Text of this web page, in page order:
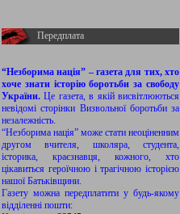
Передплата
“Незборима нація” – газета для тих, хто
хоче знати історію боротьби за свободу
України.Це газета, в якій висвітлюються
невідомі сторінки Визвольної боротьби за
незалежність.
“Незборима нація” може стати неоціненним
другом вчителя, школяра, студента,
історика, краєзнавця, кожного, хто
цікавиться героїчною і трагічною історією
нашої Батьківщини.
Газету можна передплатити у будь-якому
відділенні пошти: